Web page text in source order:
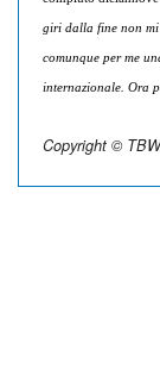
giri dalla fine non mi
comunque per me
internazionale. Ora
Copyright © TBW